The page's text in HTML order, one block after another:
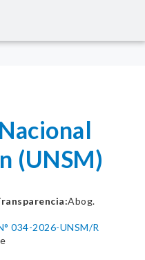
(UNSM)
Abog.
034-2026-UNSM/R